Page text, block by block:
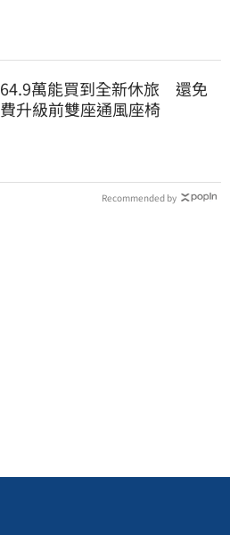
64.9萬能買到全新休旅 還免
費升級前雙座通風座椅
Recommended by